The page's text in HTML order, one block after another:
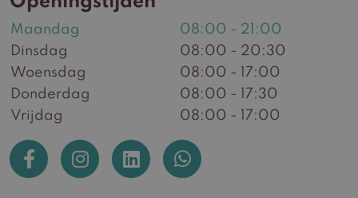
Maandag
08:00 - 21:00
Dinsdag
08:00 - 20:30
Woensdag
08:00 - 17:00
Donderdag
08:00 - 17:30
Vrijdag
08:00 - 17:00